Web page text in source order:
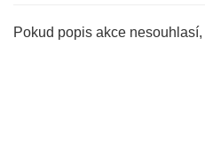
Pokud popis akce